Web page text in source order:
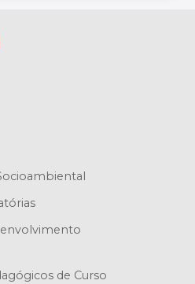
de Curso